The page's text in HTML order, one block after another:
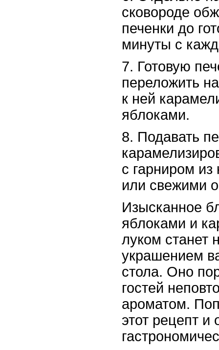
сковороде
печенки до
минуты с
7. Готовую
переложить
к ней
яблоками.
8. Подавать
с гарниром
или свежими
Изысканное
яблоками и
луком станет
украшением
стола. Оно
гостей
ароматом.
этот рецепт